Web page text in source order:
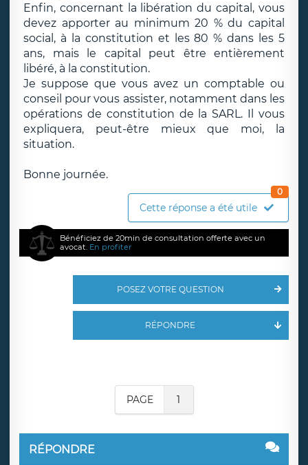
Enfin, concernant la libération du capital, vous
devez apporter au minimum 20 % du capital
social, à la constitution et les 80 % dans les 5
ans, mais le capital peut être entièrement
libéré, à la constitution.
Je suppose que vous avez un comptable ou
conseil pour vous assister, notamment dans les
opérations de constitution de la SARL. Il vous
expliquera, peut-être mieux que moi, la
situation.
Bonne journée.
Cette réponse a été utile
0
Bénéficiez de 20min de consultation offerte avec un
avocat. En profiter
POSEZ VOTRE QUESTION
RÉPONDRE
PAGE 1
RÉPONDRE